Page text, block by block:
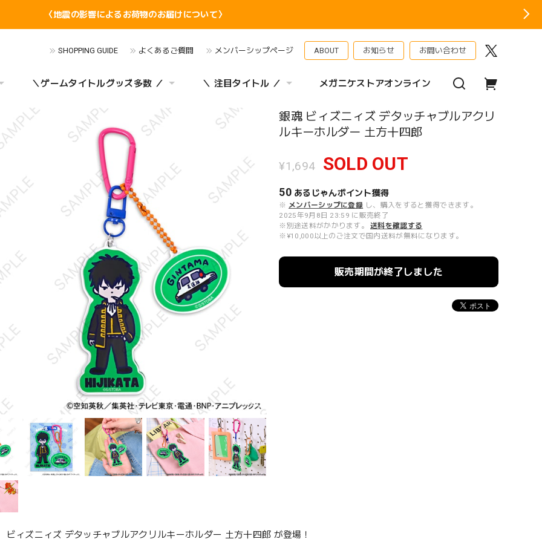
〈地震の影響によるお荷物のお届けについて〉
SHOPPING GUIDE よくあるご質問 メンバーシップページ ABOUT お知らせ お問い合わせ
＼ゲームタイトルグッズ多数 ／ ＼ 注目タイトル ／ メガニケストアオンライン
銀魂 ビィズニィズ デタッチャブルアクリ
ルキーホルダー 土方十四郎
¥1,694 SOLD OUT
50 あるじゃんポイント獲得
※ メンバーシップに登録 し、購入をすると獲得できます。
2025年9月8日 23:59 に販売終了
※別途送料がかかります。
送料を確認する
※¥10,000以上のご注文で国内送料が無料になります。
販売期間が終了しました
ビィズニィズ デタッチャブルアクリルキーホルダー 土方十四郎 が登場！